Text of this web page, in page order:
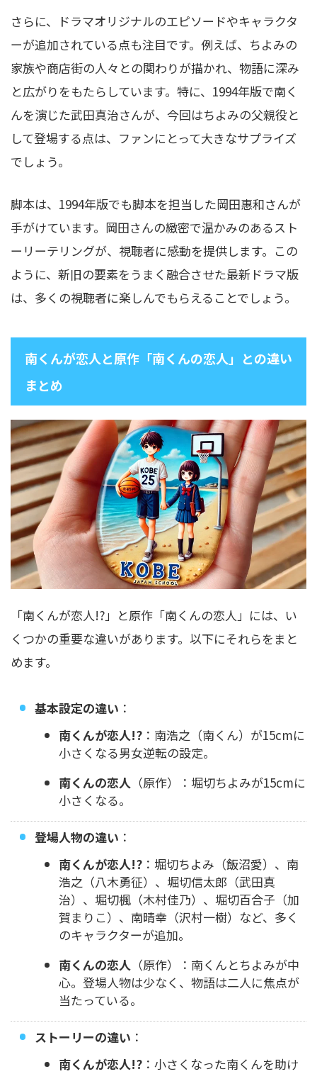
さらに、ドラマオリジナルのエピソードやキャラクタ
ーが追加されている点も注目です。例えば、ちよみの
家族や商店街の人々との関わりが描かれ、物語に深み
と広がりをもたらしています。特に、1994年版で南く
んを演じた武田真治さんが、今回はちよみの父親役と
して登場する点は、ファンにとって大きなサプライズ
でしょう。
脚本は、1994年版でも脚本を担当した岡田惠和さんが
手がけています。岡田さんの緻密で温かみのあるスト
ーリーテリングが、視聴者に感動を提供します。この
ように、新旧の要素をうまく融合させた最新ドラマ版
は、多くの視聴者に楽しんでもらえることでしょう。
南くんが恋人と原作「南くんの恋人」との違い
まとめ
「南くんが恋人!?」と原作「南くんの恋人」には、い
くつかの重要な違いがあります。以下にそれらをまと
めます。
基本設定の違い ：
南くんが恋人!? ：南浩之（南くん）が15cmに
小さくなる男女逆転の設定。
南くんの恋人 （原作）：堀切ちよみが15cmに
小さくなる。
登場人物の違い ：
南くんが恋人!? ：堀切ちよみ（飯沼愛）、南
浩之（八木勇征）、堀切信太郎（武田真
治）、堀切楓（木村佳乃）、堀切百合子（加
賀まりこ）、南晴幸（沢村一樹）など、多く
のキャラクターが追加。
南くんの恋人 （原作）：南くんとちよみが中
心。登場人物は少なく、物語は二人に焦点が
当たっている。
ストーリーの違い ：
南くんが恋人!? ：小さくなった南くんを助け